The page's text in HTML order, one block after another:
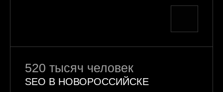
520 тысяч человек
SEO В НОВОРОССИЙСКЕ